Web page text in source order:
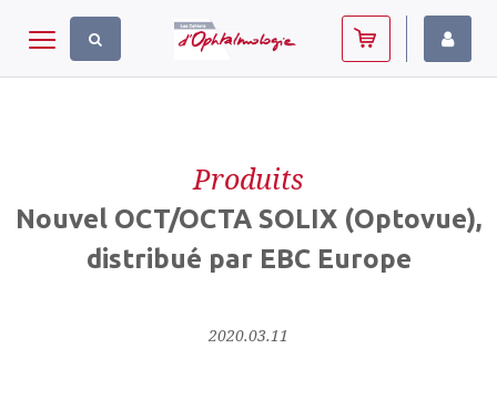
Toggle navigation
Produits
Nouvel OCT/OCTA SOLIX (Optovue),
distribué par EBC Europe
2020.03.11
Panneau de gestion des cookies